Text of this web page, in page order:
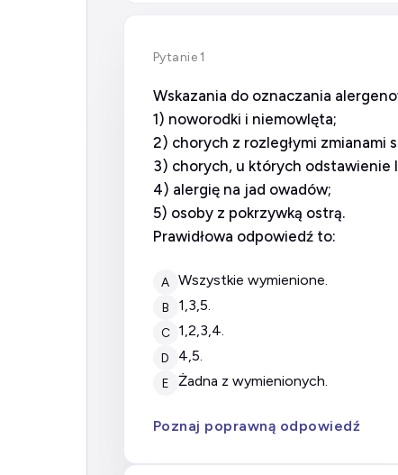
Pytanie 1
Wskazania do oznaczania
1) noworodki i niemowlęta;
2) chorych z rozległymi zmianami
3) chorych, u których
4) alergię na jad owadów;
5) osoby z pokrzywką ostrą.
Prawidłowa odpowiedź to:
A wszystkie wymienione.
B 1,3,5.
C 1,2,3,4.
D 4,5.
E żadna z wymienionych.
Poznaj poprawną odpowiedź